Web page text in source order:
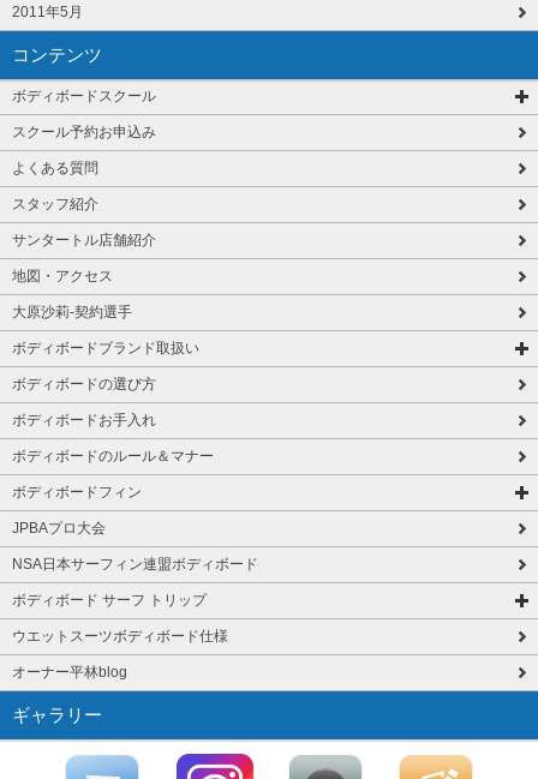
2011年5月
コンテンツ
ボディボードスクール
スクール予約お申込み
よくある質問
スタッフ紹介
サンタートル店舗紹介
地図・アクセス
大原沙莉-契約選手
ボディボードブランド取扱い
ボディボードの選び方
ボディボードお手入れ
ボディボードのルール＆マナー
ボディボードフィン
JPBAプロ大会
NSA日本サーフィン連盟ボディボード
ボディボード サーフ トリップ
ウエットスーツボディボード仕様
オーナー平林blog
ギャラリー